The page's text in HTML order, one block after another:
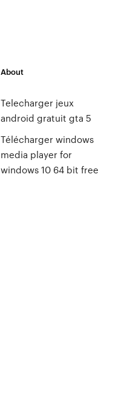
About
Telecharger jeux
android gratuit gta 5
Télécharger windows
media player for
windows 10 64 bit free